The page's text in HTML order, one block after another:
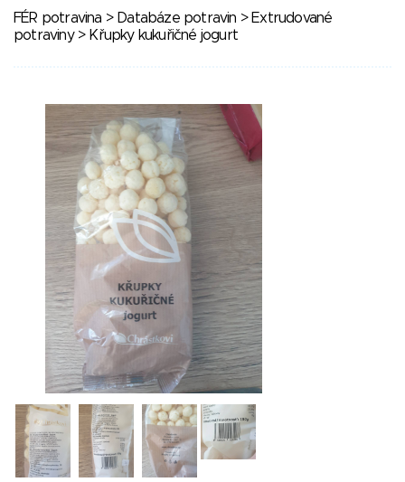
FÉR potravina > Databáze potravin > Extrudované
potraviny> Křupky kukuřičné jogurt